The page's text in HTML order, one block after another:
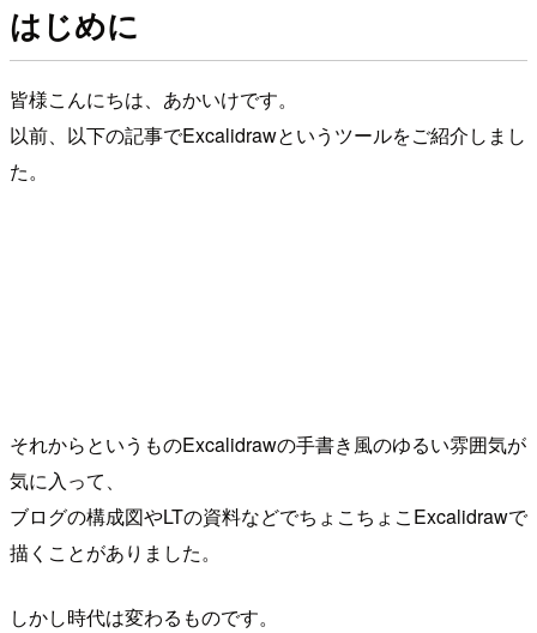
はじめに
皆様こんにちは、あかいけです。
以前、以下の記事でExcalidrawというツールをご紹介しまし
た。
それからというものExcalidrawの手書き風のゆるい雰囲気が
気に入って、
ブログの構成図やLTの資料などでちょこちょこExcalidrawで
描くことがありました。
しかし時代は変わるものです。